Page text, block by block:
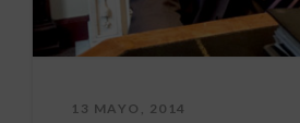
13 MAYO, 2014